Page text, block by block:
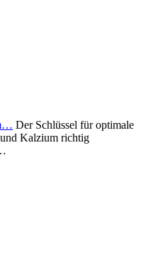
Der Schlüssel für optimale
Kalzium richtig